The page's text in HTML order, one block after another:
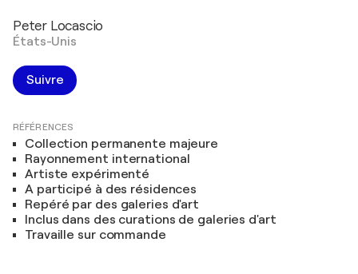
Peter Locascio
États-Unis
Suivre
RÉFÉRENCES
Collection permanente majeure
Rayonnement international
Artiste expérimenté
A participé à des résidences
Repéré par des galeries d'art
Inclus dans des curations de galeries d'art
Travaille sur commande